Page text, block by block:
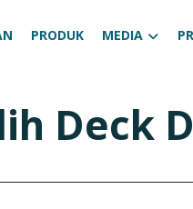
PRODUK MEDIA
Deck